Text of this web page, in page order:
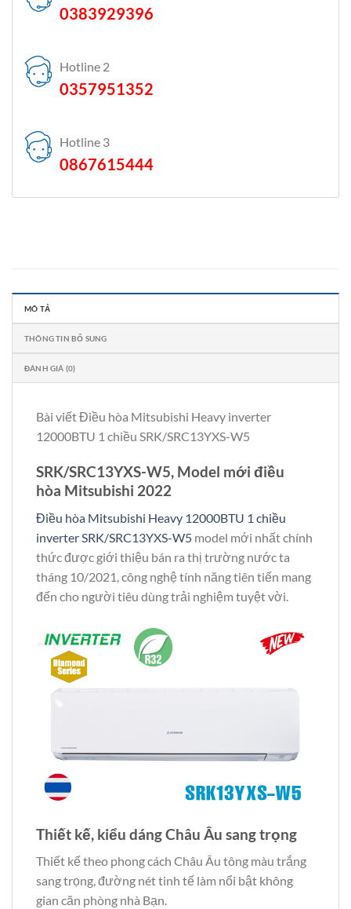
0383929396
Hotline 2
0357951352
Hotline 3
0867615444
MÔ TẢ
THÔNG TIN BỔ SUNG
ĐÁNH GIÁ (0)
Bài viết Điều hòa Mitsubishi Heavy inverter
12000BTU 1 chiều SRK/SRC13YXS-W5
SRK/SRC13YXS-W5, Model mới điều
hòa Mitsubishi 2022
Điều hòa Mitsubishi Heavy 12000BTU 1 chiều
inverter SRK/SRC13YXS-W5 model mới nhất chính
thức được giới thiệu bán ra thị trường nước ta
tháng 10/2021, công nghệ tính năng tiên tiến mang
đến cho người tiêu dùng trải nghiệm tuyệt vời.
Thiết kế, kiểu dáng Châu Âu sang trọng
Thiết kế theo phong cách Châu Âu tông màu trắng
sang trọng, đường nét tinh tế làm nổi bật không
gian căn phòng nhà Bạn.